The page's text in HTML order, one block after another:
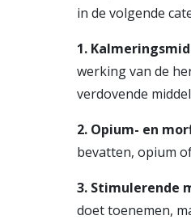
in de volgende
1.
werking van de
verdovende
2. Opium- en
bevatten, opium
3. Stimulerende
doet toenemen,